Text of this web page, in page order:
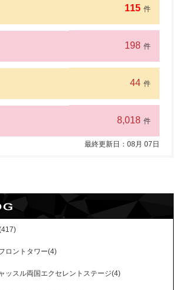
115 件
198 件
44 件
8,018 件
最終更新日：08月07 日
ロントタワー(4)
ッスル両国エクセレントステージ(4)